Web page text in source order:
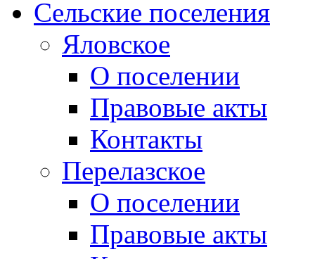
Сельские поселения
Яловское
О поселении
Правовые акты
Контакты
Перелазское
О поселении
Правовые акты